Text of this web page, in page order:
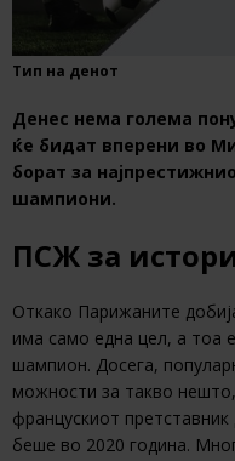
Тип на денот
Денес нема голема
ќе бидат вперени во
борат за
шампиони.
ПСЖ за
Откако Парижаните
има само една цел, а тоа
шампион. Досега,
можности за такво
францускиот
беше во 2020 година.